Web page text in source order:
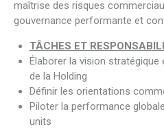
maîtrise des risques
gouvernance performante et
TÂCHES ET
Élaborer la vision stratégique
de la Holding
Définir les orientations
Piloter la performance
units